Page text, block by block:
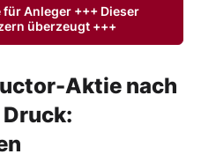
Anleger +++ Dieser
überzeugt +++
Aktie nach